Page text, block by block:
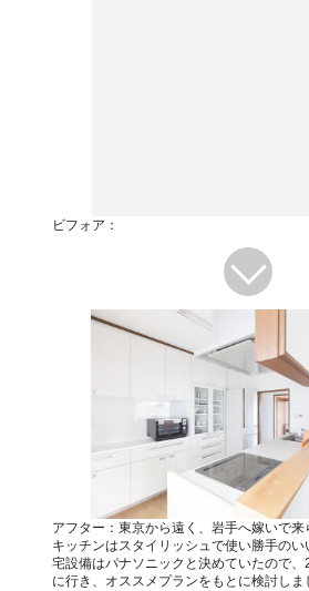
ビフォア：
アフター：東京から遠く、岩手へ嫁いで来
キッチンはスタイリッシュで使い勝手の
宅設備はパナソニックと決めていたので
に行き、オススメプランをもとに検討しま